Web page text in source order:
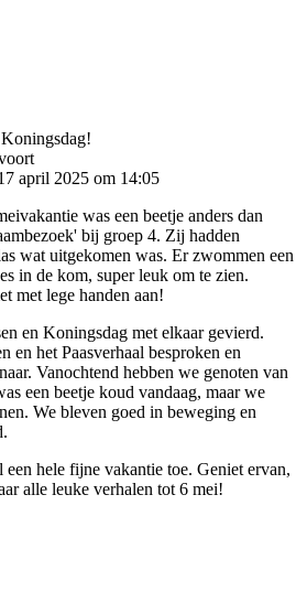
april 2025 om 14:05
was een beetje anders dan
bij groep 4. Zij hadden
wat uitgekomen was. Er zwommen een
in de kom, super leuk om te zien.
met lege handen aan!
en Koningsdag met elkaar gevierd.
en het Paasverhaal besproken en
Vanochtend hebben we genoten van
een beetje koud vandaag, maar we
We bleven goed in beweging en
hele fijne vakantie toe. Geniet ervan,
alle leuke verhalen tot 6 mei!